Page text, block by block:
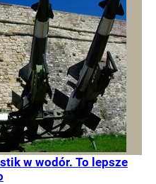
w wodór. To lepsze